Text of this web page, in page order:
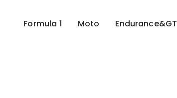
Formula 1 Moto Endurance&GT